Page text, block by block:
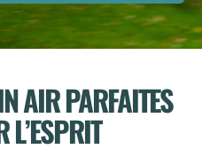
AIR PARFAITES
L’ESPRIT